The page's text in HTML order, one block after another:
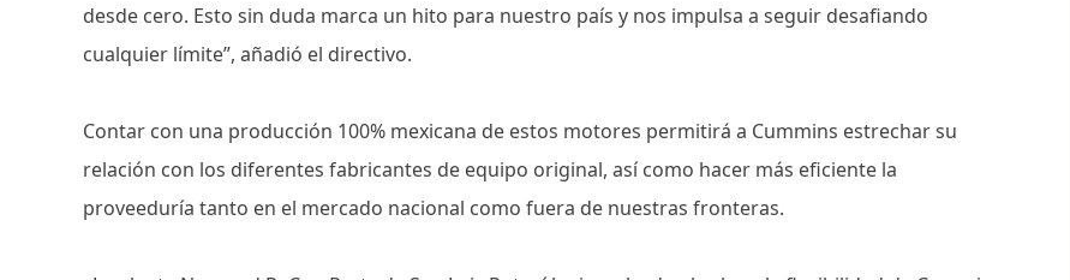
desde cero. Esto sin duda marca un hito para nuestro país y nos impulsa a seguir desafiando
cualquier límite”, añadió el directivo.
Contar con una producción 100% mexicana de estos motores permitirá a Cummins estrechar su
relación con los diferentes fabricantes de equipo original, así como hacer más eficiente la
proveeduría tanto en el mercado nacional como fuera de nuestras fronteras.